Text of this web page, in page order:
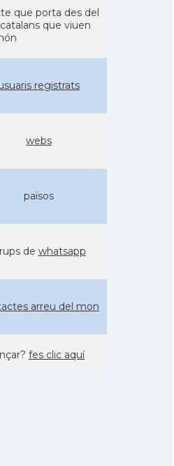
que porta des del
que viuen
registrats
webs
països
de whatsapp
arreu del mon
fes clic aquí